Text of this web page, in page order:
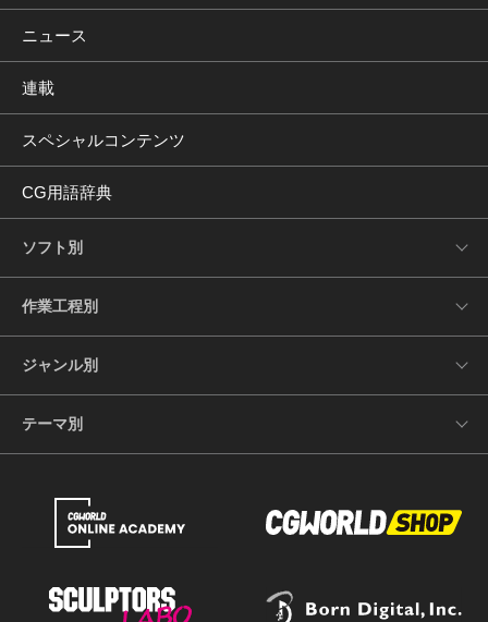
ニュース
連載
スペシャルコンテンツ
CG用語辞典
ソフト別
作業工程別
ジャンル別
テーマ別